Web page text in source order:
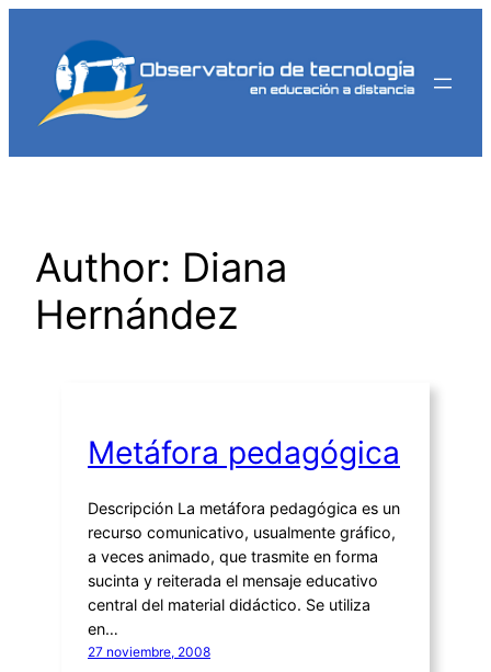
contenido
Author: Diana
Hernández
Metáfora pedagógica
Descripción La metáfora pedagógica es un
recurso comunicativo, usualmente gráfico,
a veces animado, que trasmite en forma
sucinta y reiterada el mensaje educativo
central del material didáctico. Se utiliza
en…
27 noviembre, 2008